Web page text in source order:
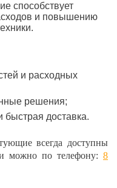
способствует
и повышению
и расходных
решения;
быстрая доставка.
всегда доступны
можно по телефону: 8